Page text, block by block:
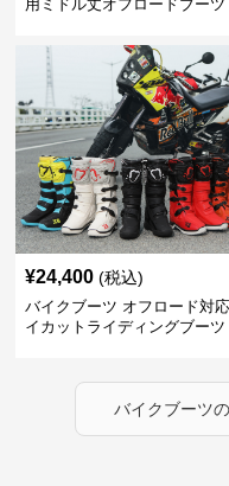
用ミドル丈オフロードブーツ
¥24,400 (税込)
バイクブーツ オフロード対
イカットライディングブーツ
バイクブーツの